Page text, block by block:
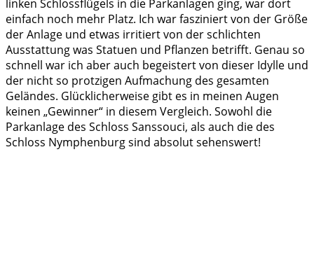
linken Schlossflügels in die Parkanlagen ging, war dort
einfach noch mehr Platz. Ich war fasziniert von der Größe
der Anlage und etwas irritiert von der schlichten
Ausstattung was Statuen und Pflanzen betrifft. Genau so
schnell war ich aber auch begeistert von dieser Idylle und
der nicht so protzigen Aufmachung des gesamten
Geländes. Glücklicherweise gibt es in meinen Augen
keinen „Gewinner“ in diesem Vergleich. Sowohl die
Parkanlage des Schloss Sanssouci, als auch die des
Schloss Nymphenburg sind absolut sehenswert!